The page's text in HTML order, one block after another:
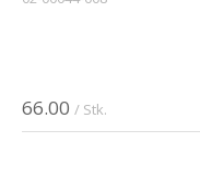
66.00 / Stk.